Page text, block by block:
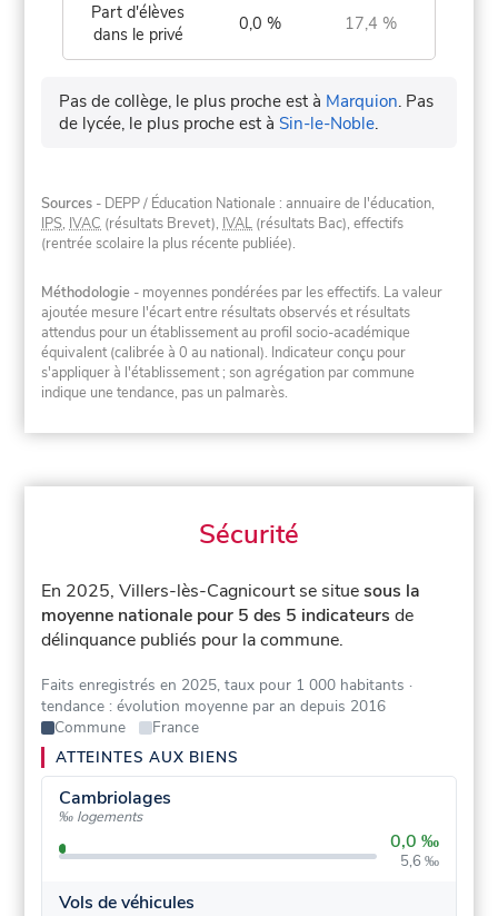
Part d'élèves
dans le privé
0,0 % 17,4 %
Pas de collège, le plus proche est à Marquion. Pas
de lycée, le plus proche est àSin-le-Noble.
Sources - DEPP / Éducation Nationale : annuaire de l'éducation,
IPS, IVAC (résultats Brevet), IVAL (résultats Bac), effectifs
(rentrée scolaire la plus récente publiée).
Méthodologie - moyennes pondérées par les effectifs. La valeur
ajoutée mesure l'écart entre résultats observés et résultats
attendus pour un établissement au profil socio-académique
équivalent (calibrée à 0 au national). Indicateur conçu pour
s'appliquer à l'établissement ; son agrégation par commune
indique une tendance, pas un palmarès.
Sécurité
En 2025, Villers-lès-Cagnicourt se situesous la
moyenne nationale pour 5 des 5 indicateurs de
délinquance publiés pour la commune.
Faits enregistrés en 2025, taux pour 1 000 habitants ·
tendance : évolution moyenne par an depuis 2016
Commune
France
ATTEINTES AUX BIENS
Cambriolages
‰ logements
0,0 ‰
5,6 ‰
Vols de véhicules